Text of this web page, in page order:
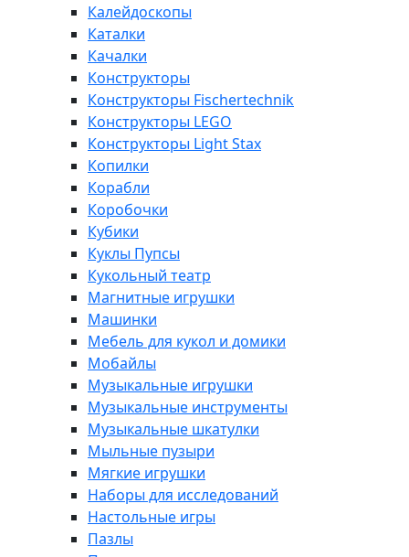
Калейдоскопы
Каталки
Качалки
Конструкторы
Конструкторы Fisсhertechnik
Конструкторы LEGO
Конструкторы Light Stax
Копилки
Корабли
Коробочки
Кубики
Куклы Пупсы
Кукольный театр
Магнитные игрушки
Машинки
Мебель для кукол и домики
Мобайлы
Музыкальные игрушки
Музыкальные инструменты
Музыкальные шкатулки
Мыльные пузыри
Мягкие игрушки
Наборы для исследований
Настольные игры
Пазлы